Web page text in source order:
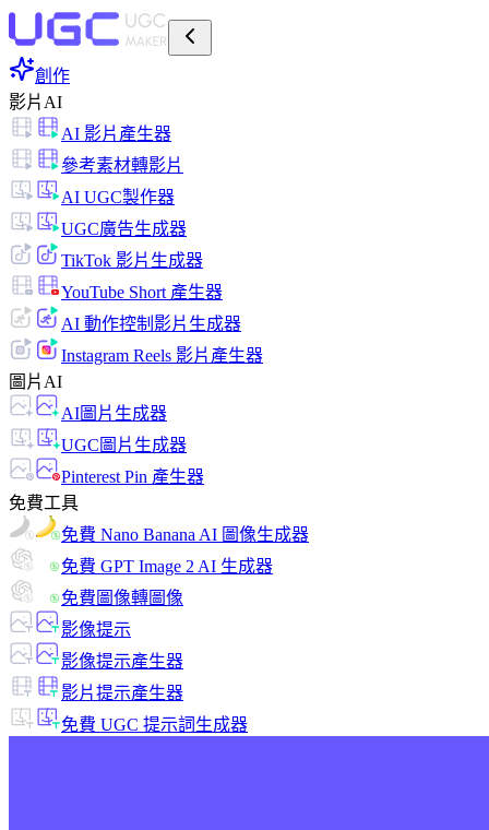
創作
影片AI
AI 影片產生器
參考素材轉影片
AI UGC製作器
UGC廣告生成器
TikTok 影片生成器
YouTube Short 產生器
AI 動作控制影片生成器
Instagram Reels 影片產生器
圖片AI
AI圖片生成器
UGC圖片生成器
Pinterest Pin 產生器
免費工具
免費 Nano Banana AI 圖像生成器
免費 GPT Image 2 AI 生成器
免費圖像轉圖像
影像提示
影像提示產生器
影片提示產生器
免費 UGC 提示詞生成器